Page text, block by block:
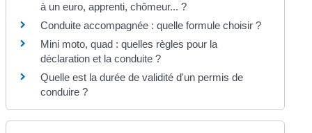
à un euro, apprenti, chômeur... ?
Conduite accompagnée : quelle formule choisir ?
Mini moto, quad : quelles règles pour la
déclaration et la conduite ?
Quelle est la durée de validité d'un permis de
conduire ?